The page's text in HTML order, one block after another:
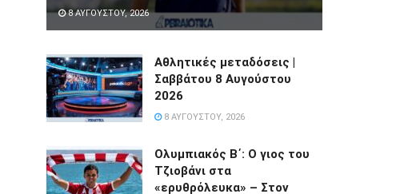
8 ΑΥΓΟΎΣΤΟΥ, 2026
Αθλητικές μεταδόσεις |
Σαββάτου 8 Αυγούστου
2026
8 ΑΥΓΟΎΣΤΟΥ, 2026
Ολυμπιακός Β΄: Ο γιος του
Τζιοβάνι στα
«ερυθρόλευκα» – Στον